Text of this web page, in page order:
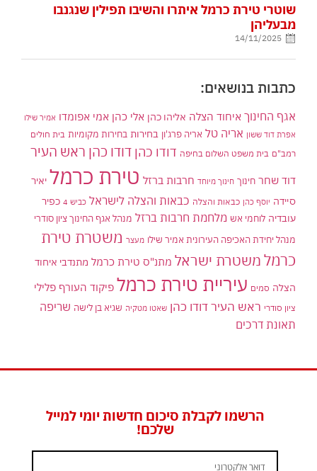
שוטרי טירת כרמל איתרו והשיבו תפילין שנגנבו
מבעליהן
14/11/2025
כתבות בנושאים:
אגף החינוך איחוד הצלה אליהו כהן אלי כהן אמי אפומדו אמיר שילו
אפרת דוד ששון אריה טל אריה פרג'ון בחירות בחירות מקומיות בית חולים
רמב"ם בית משפט השלום בחיפה דודו כהן דודו כהן ראש העיר
דוד שחר חינוך חינוך מיוחד חרבות ברזל טירת כרמל יאיר
סיידה יוסף כהן כבאות והצלה כבאות והצלה לישראל כביש 4
כפיר
עובדיה לוחמי אש מלחמת חרבות ברזל מנהל אגף החינוך ציון סודרי
מנהל יחידת האכיפה העירונית אמיר שילו מעצר משטרת טירת
כרמלמשטרת ישראל מתנ"ס טירת כרמל מתנדבי איחוד
הצלה סמים עיריית טירת כרמל פיקוד העורף פלילי
ציון סודרי ראש העיר דודו כהן שאטו מטקיה שגיא בן לישה שריפה
תאונת דרכים
הרשמו לקבלת סיכום חדשות יומי למייל
שלכם!